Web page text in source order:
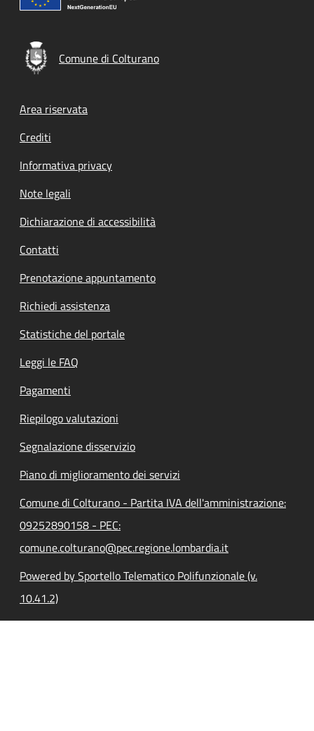
Comune di Colturano
Footer menu
Area riservata
Crediti
Informativa privacy
Note legali
Dichiarazione di accessibilità
Contatti
Prenotazione appuntamento
Richiedi assistenza
Statistiche del portale
Leggi le FAQ
Pagamenti
Riepilogo valutazioni
Segnalazione disservizio
Piano di miglioramento dei servizi
Comune di Colturano - Partita IVA dell'amministrazione:
09252890158 - PEC:
comune.colturano@pec.regione.lombardia.it
Powered by Sportello Telematico Polifunzionale (v.
10.41.2)